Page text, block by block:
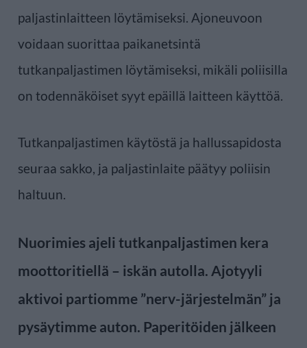
paljastinlaitteen löytämiseksi. Ajoneuvoon
voidaan suorittaa paikanetsintä
tutkanpaljastimen löytämiseksi, mikäli poliisilla
on todennäköiset syyt epäillä laitteen käyttöä.
Tutkanpaljastimen käytöstä ja hallussapidosta
seuraa sakko, ja paljastinlaite päätyy poliisin
haltuun.
Nuorimies ajeli tutkanpaljastimen kera
moottoritiellä – iskän autolla. Ajotyyli
aktivoi partiomme ”nerv-järjestelmän” ja
pysäytimme auton. Paperitöiden jälkeen